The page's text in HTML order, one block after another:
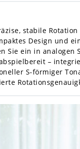
stabile
Design und
Sie ein in
–
S-förmiger